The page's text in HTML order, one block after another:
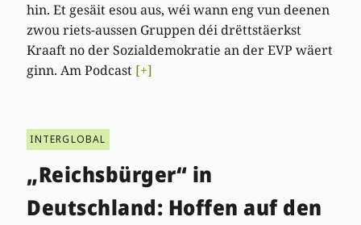
hin. Et gesäit esou aus, wéi wann eng vun deenen
zwou riets-aussen Gruppen déi drëttstäerkst
Kraaft no der Sozialdemokratie an der EVP wäert
ginn. Am Podcast [+]
INTERGLOBAL
„Reichsbürger“ in
Deutschland: Hoffen auf den